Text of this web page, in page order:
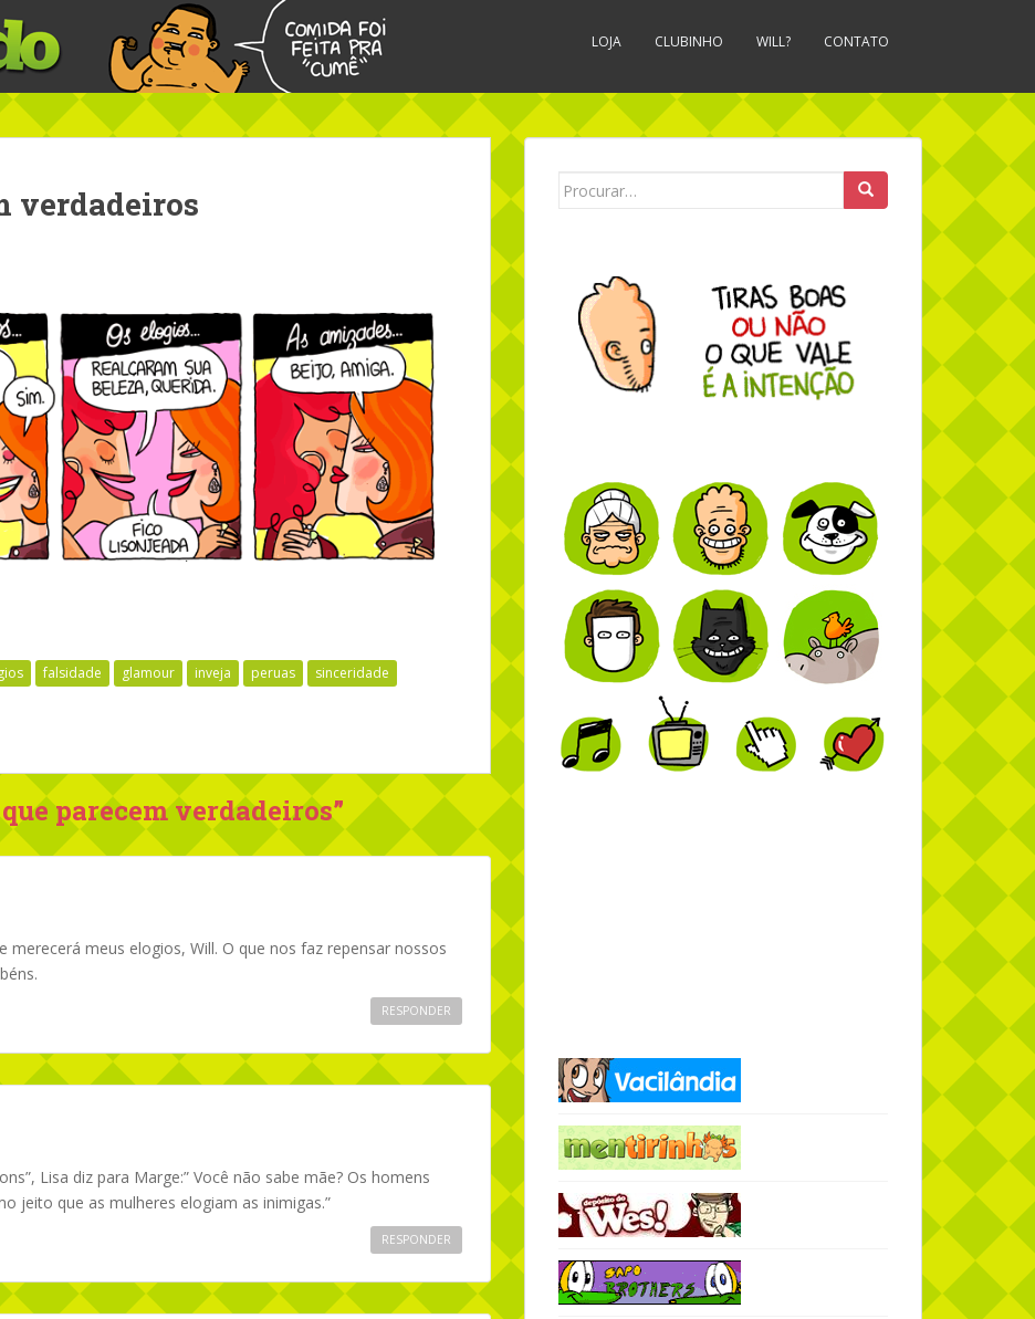
LOJA CLUBINHO WILL? CONTATO
verdadeiros
falsidade glamour inveja peruas
sinceridade
parecem verdadeiros”
merecerá meus elogios, Will. O que nos faz repensar nossos
RESPONDER
Lisa diz para Marge:” Você não sabe mãe? Os homens
jeito que as mulheres elogiam as inimigas.”
RESPONDER
Search for: